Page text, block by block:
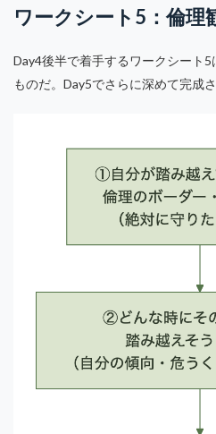
ワークシート5：倫理
Day4後半で着手するワークシート
ものだ。Day5でさらに深めて完成さ